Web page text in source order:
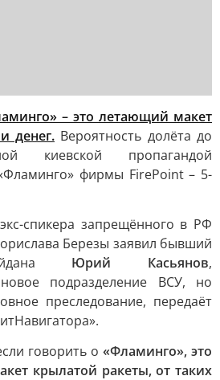
– это летающий макет
денег. Вероятность долёта до
киевской пропагандой
фирмы FirePoint – 5-
спикера запрещённого в РФ
Березы заявил бывший
Юрий Касьянов,
подразделение ВСУ, но
преследование, передаёт
говорить о «Фламинго», это
крылатой ракеты, от таких